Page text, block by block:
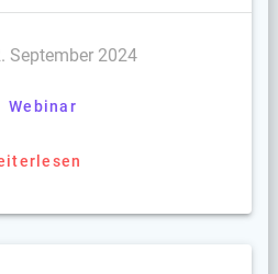
September 2024
Webinar